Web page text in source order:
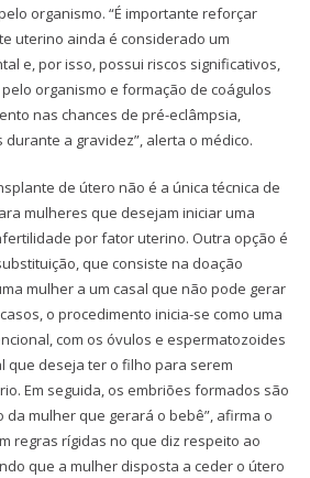
organismo. “É importante reforçar
uterino ainda é considerado um
e, por isso, possui riscos significativos,
organismo e formação de coágulos
nas chances de pré-eclâmpsia,
a gravidez”, alerta o médico.
de útero não é a única técnica de
mulheres que desejam iniciar uma
por fator uterino. Outra opção é
que consiste na doação
mulher a um casal que não pode gerar
o procedimento inicia-se como uma
com os óvulos e espermatozoides
que deseja ter o filho para serem
Em seguida, os embriões formados são
mulher que gerará o bebê”, afirma o
regras rígidas no que diz respeito ao
que a mulher disposta a ceder o útero